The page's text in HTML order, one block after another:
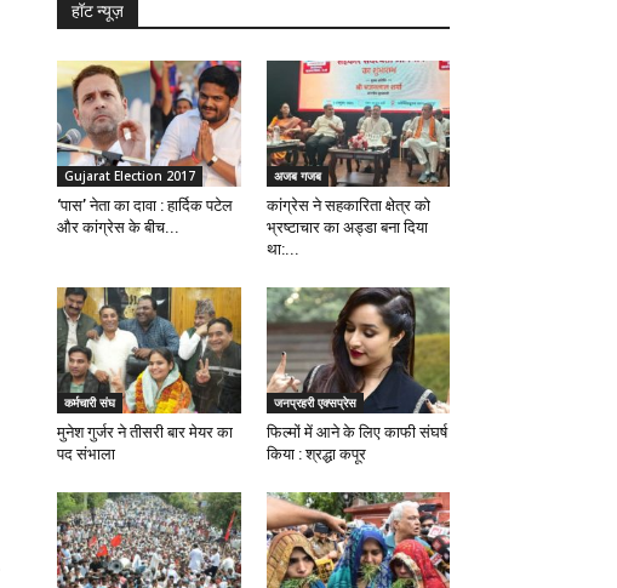
हॉट न्यूज़
Gujarat Election 2017
‘पास’ नेता का दावा : हार्दिक पटेल
और कांग्रेस के बीच...
अजब गजब
कांग्रेस ने सहकारिता क्षेत्र को
भ्रष्टाचार का अड्डा बना दिया
था:...
कर्मचारी संघ
मुनेश गुर्जर ने तीसरी बार मेयर का
पद संभाला
जनप्रहरी एक्सप्रेस
फिल्मों में आने के लिए काफी संघर्ष
किया : श्रद्धा कपूर